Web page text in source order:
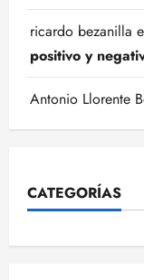
ricardo bezanilla
positivo y
Antonio Llorente
CATEGORÍAS